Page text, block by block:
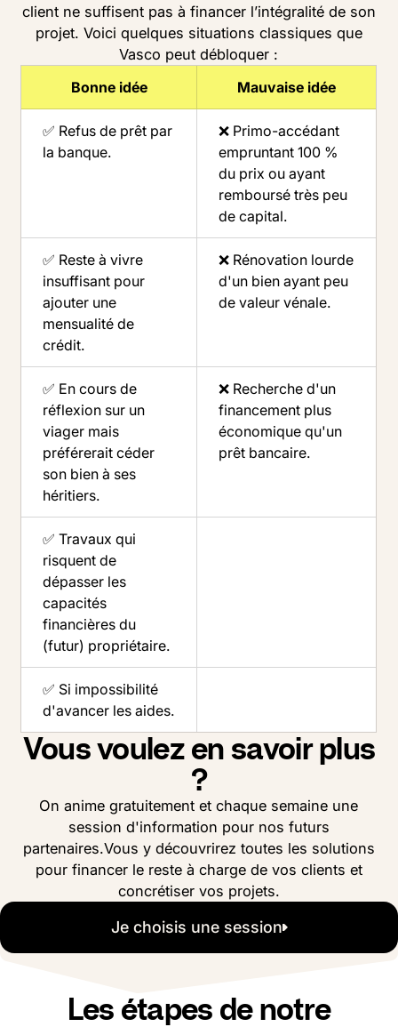
client ne suffisent pas à financer l’intégralité de son
projet. Voici quelques situations classiques que
Vasco peut débloquer :
Bonne idée
Mauvaise idée
✅ Refus de prêt par
la banque.
❌ Primo-accédant
empruntant 100 %
du prix ou ayant
remboursé très peu
de capital.
✅ Reste à vivre
insuffisant pour
ajouter une
mensualité de
crédit.
❌ Rénovation lourde
d'un bien ayant peu
de valeur vénale.
✅ En cours de
réflexion sur un
viager mais
préférerait céder
son bien à ses
héritiers.
❌ Recherche d'un
financement plus
économique qu'un
prêt bancaire.
✅ Travaux qui
risquent de
dépasser les
capacités
financières du
(futur) propriétaire.
✅ Si impossibilité
d'avancer les aides.
Vous voulez en savoir plus
?
On anime gratuitement et chaque semaine une
session d'information pour nos futurs
partenaires.Vous y découvrirez toutes les solutions
pour financer le reste à charge de vos clients et
concrétiser vos projets.
Je choisis une session
Les étapes de notre